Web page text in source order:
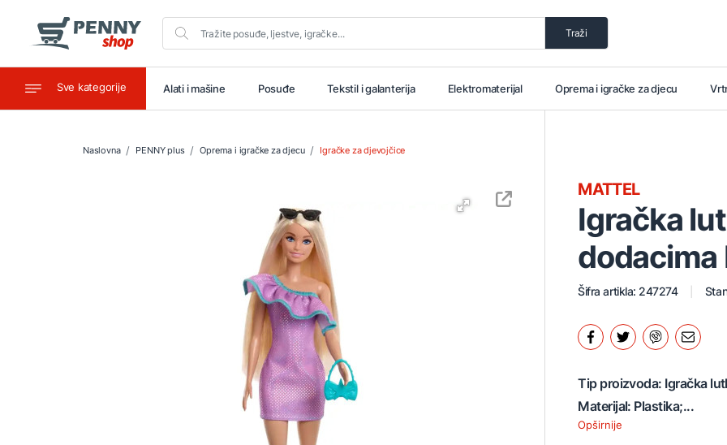
Traži
Sve kategorije
Ugostiteljstvo Alati i mašine Posuđe Tekstil i galanterija Elektromaterijal Oprema i igračke za djecu
Naslovna PENNY plus Oprema i igračke za djecu Igračke za djevojčice
Igračka
dodacima
MATTEL
Šifra artikla: 247274
Tip proizvoda: Igračka
Materijal: Plastika;...
Opširnije